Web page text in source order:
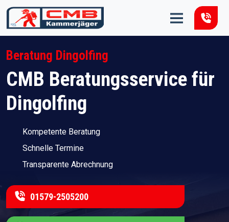
Zum Inhalt springen
Beratung Dingolfing
CMB Beratungsservice für
Dingolfing
Kompetente Beratung
Schnelle Termine
Transparente Abrechnung
01579-2505200